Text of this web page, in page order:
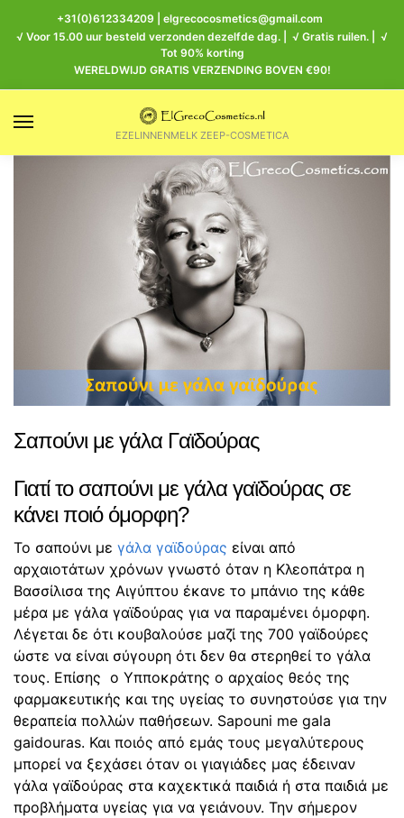
+31(0)612334209
elgrecocosmetics@gmail.com
√ Voor 15.00 uur besteld verzonden dezelfde dag. | √ Gratis ruilen. | √
Tot 90% korting
WERELDWIJD GRATIS VERZENDING BOVEN €90!
EZELINNENMELK ZEEP-COSMETICA
Σαπούνι με γάλα Γαϊδούρας
Γιατί το σαπούνι με γάλα γαϊδούρας σε
κάνει ποιό όμορφη?
Το σαπούνι με γάλα γαϊδούρας είναι από
αρχαιοτάτων χρόνων γνωστό όταν η Κλεοπάτρα η
Βασσίλισα της Αιγύπτου έκανε το μπάνιο της κάθε
μέρα με γάλα γαϊδούρας για να παραμένει όμορφη.
Λέγεται δε ότι κουβαλούσε μαζί της 700 γαϊδούρες
ώστε να είναι σύγουρη ότι δεν θα στερηθεί το γάλα
τους. Επίσης ο Υπποκράτης ο αρχαίος θεός της
φαρμακευτικής και της υγείας το συνηστούσε για την
θεραπεία πολλών παθήσεων. Sapouni me gala
gaidouras. Και ποιός από εμάς τους μεγαλύτερους
μπορεί να ξεχάσει όταν οι γιαγιάδες μας έδειναν
γάλα γαϊδούρας στα καχεκτικά παιδιά ή στα παιδιά με
προβλήματα υγείας για να γειάνουν. Την σήμερον